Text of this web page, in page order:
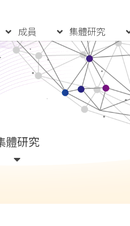
成員 集體研究
體研究